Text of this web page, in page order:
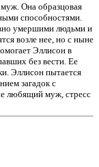
Она образцовая
способностями.
умершими людьми и
возле нее, но с ныне
Эллисон в
без вести. Ее
Эллисон пытается
загадок с
любящий муж, стресс